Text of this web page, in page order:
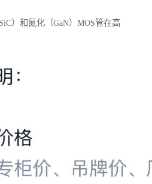
）和氮化（GaN）MOS管在高